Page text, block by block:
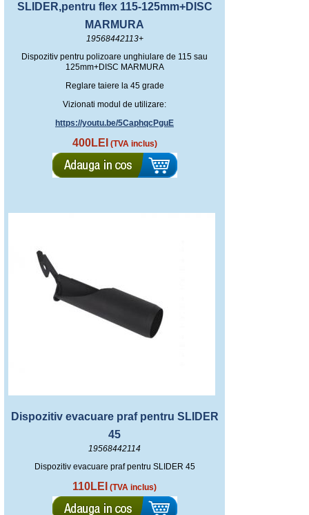
SLIDER,pentru flex 115-125mm+DISC
MARMURA
19568442113+
Dispozitiv pentru polizoare unghiulare de 115 sau
125mm+DISC MARMURA
Reglare taiere la 45 grade
Vizionati modul de utilizare:
https://youtu.be/5CaphqcPguE
400LEI (TVA inclus)
Dispozitiv evacuare praf pentru SLIDER
45
19568442114
Dispozitiv evacuare praf pentru SLIDER 45
110LEI (TVA inclus)